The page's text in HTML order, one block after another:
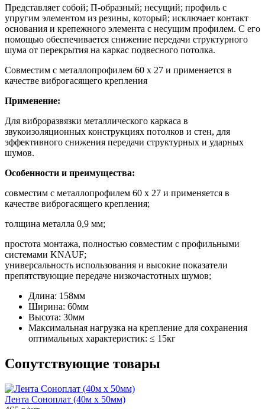
Представляет собой; П-образный; несущий; профиль с
упругим элементом из резины, который; исключает контакт
основания и крепежного элемента с несущим профилем. С его
помощью обеспечивается снижение передачи структурного
шума от перекрытия на каркас подвесного потолка.
Совместим с металлопрофилем 60 x 27 и применяется в
качестве виброгасящего крепления
Применение:
Для виброразвязки металлического каркаса в
звукоизоляционных конструкциях потолков и стен, для
эффективного снижения передачи структурных и ударных
шумов.
Особенности и преимущества:
совместим с металлопрофилем 60 x 27 и применяется в
качестве виброгасящего крепления;
толщина металла 0,9 мм;
простота монтажа, полностью совместим с профильными
системами KNAUF;
универсальность использования и высокие показатели
препятствующие передаче низкочастотных шумов;
Длина: 158мм
Ширина: 60мм
Высота: 30мм
Максимальная нагрузка на крепление для сохранения
оптимальных характеристик: ≤ 15кг
Сопутствующие товары
Лента Соноплат (40м х 50мм)